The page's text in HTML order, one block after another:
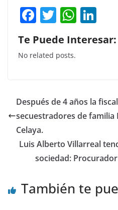
F
a
c
e
o
o
k
T
w
itt
er
W
h
at
p
p
k
n
Te Puede Interesar:
No related posts.
Después de 4 años la
secuestradores de familia
Celaya.
Luis Alberto Villarreal
sociedad:
También te